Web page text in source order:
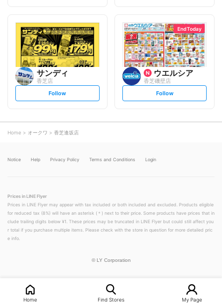
l
o
w
l
o
w
サンディ
香芝店
s
t
o
w
Follow
End Today
ウエルシア
香芝磯壁店
s
t
Follow
Home オークワ 香芝逢坂店
Notice Help Privacy Policy Terms and Conditions Login
Prices in LINE Flyer
Prices in LINE Flyer may appear with tax included or both included and excluded. Products eligible
for reduced tax (8%) will have an asterisk (＊) next to their price. Some products have prices that in
clude trailing digits below ¥1. These prices may be truncated in LINE Flyer but could still affect you
r total if you purchase multiple items. Please check with the store in question for more detailed pric
e info.
© LY Corporation
Home Find Stores My Page